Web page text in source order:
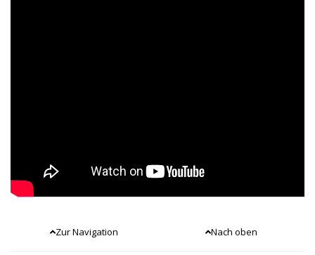
Zur Navigation Nach oben